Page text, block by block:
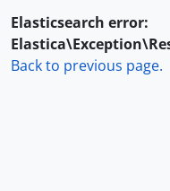
Elasticsearch error:
Back to previous page.